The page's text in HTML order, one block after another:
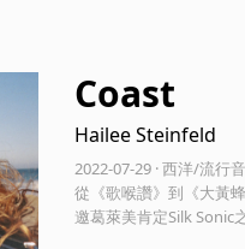
Coast
Hailee Steinfeld
2022-07-29 · 西洋/流行
從《歌喉讚》到《大黃
邀葛萊美肯定Silk Sonic